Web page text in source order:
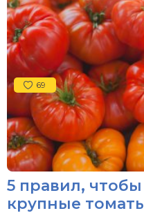
69
5 правил,
крупные